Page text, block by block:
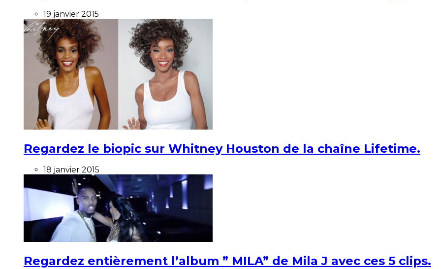
19 janvier 2015
Regardez le biopic sur Whitney Houston de la chaîne Lifetime.
18 janvier 2015
Regardez entièrement l’album ” MILA” de Mila J avec ces 5 clips.